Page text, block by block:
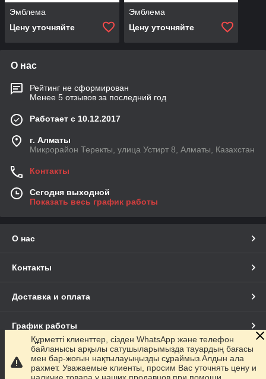
Эмблема
Цену уточняйте
Эмблема
Цену уточняйте
О нас
Рейтинг не сформирован
Менее 5 отзывов за последний год
Работает с 10.12.2017
г. Алматы
Микрорайон Теректы, улица Устирт 8, Алматы, Казахстан
Контакты
Сегодня выходной
Показать весь график работы
О нас
Контакты
Доставка и оплата
График работы
Полная версия сайта
Құрметті клиенттер, сізден WhatsApp және телефон
байланысы арқылы сатушыларымызда тауардың бағасы
мен бар-жоғын нақтылауыңызды сұраймыз.Алдын ала
рахмет. Уважаемые клиенты, просим Вас уточнять цену и